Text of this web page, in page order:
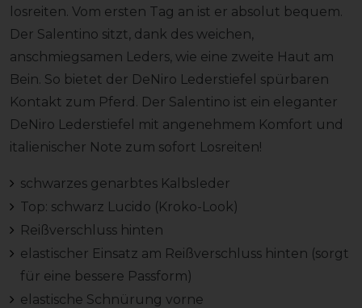
losreiten. Vom ersten Tag an ist er absolut bequem.
Der Salentino sitzt, dank des weichen,
anschmiegsamen Leders, wie eine zweite Haut am
Bein. So bietet der DeNiro Lederstiefel spürbaren
Kontakt zum Pferd. Der Salentino ist ein eleganter
DeNiro Lederstiefel mit angenehmem Komfort und
italienischer Note zum sofort Losreiten!
schwarzes genarbtes Kalbsleder
Top: schwarz Lucido (Kroko-Look)
Reißverschluss hinten
elastischer Einsatz am Reißverschluss hinten (sorgt
für eine bessere Passform)
elastische Schnürung vorne